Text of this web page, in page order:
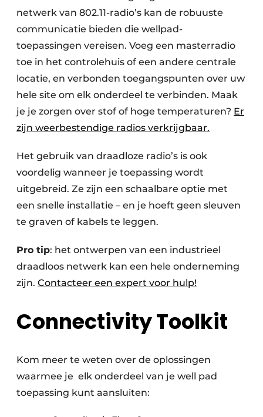
netwerk van 802.11-radio’s kan de robuuste
communicatie bieden die wellpad-
toepassingen vereisen. Voeg een masterradio
toe in het controlehuis of een andere centrale
locatie, en verbonden toegangspunten over uw
hele site om elk onderdeel te verbinden. Maak
je je zorgen over stof of hoge temperaturen? Er
zijn weerbestendige radios verkrijgbaar.
Het gebruik van draadloze radio’s is ook
voordelig wanneer je toepassing wordt
uitgebreid. Ze zijn een schaalbare optie met
een snelle installatie – en je hoeft geen sleuven
te graven of kabels te leggen.
Pro tip: het ontwerpen van een industrieel
draadloos netwerk kan een hele onderneming
zijn. Contacteer een expert voor hulp!
Connectivity Toolkit
Kom meer te weten over de oplossingen
waarmee je elk onderdeel van je well pad
toepassing kunt aansluiten: